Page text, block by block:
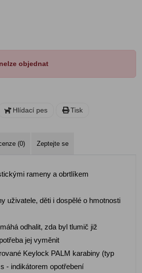
nelze objednat
Hlídací pes Tisk
(0) Zeptejte se
rameny a obrtlíkem
uživatele, děti i dospělé o hmotnosti
odhalit, zda byl tlumič již
jej vyměnit
Keylock PALM karabiny (typ
- indikátorem opotřebení